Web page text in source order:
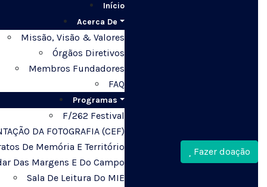
Início
Acerca De
Missão, Visão & Valores
Órgãos Diretivos
Membros Fundadores
FAQ
Programas
F/262 Festival
DA FOTOGRAFIA (CEF)
De Memória E Território
Das Margens E Do Campo
Sala De Leitura Do MIE
Fazer doação